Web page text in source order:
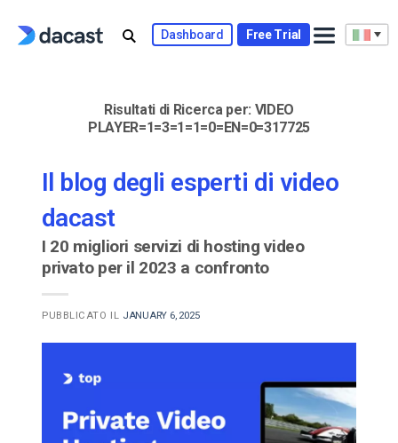
Dashboard Free Trial
Risultati di Ricerca per: VIDEO
PLAYER=1=3=1=1=0=EN=0=317725
Il blog degli esperti di video
dacast
I 20 migliori servizi di hosting video
privato per il 2023 a confronto
PUBBLICATO IL JANUARY 6, 2025